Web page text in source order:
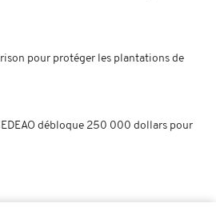
pour protéger les plantations de
débloque 250 000 dollars pour